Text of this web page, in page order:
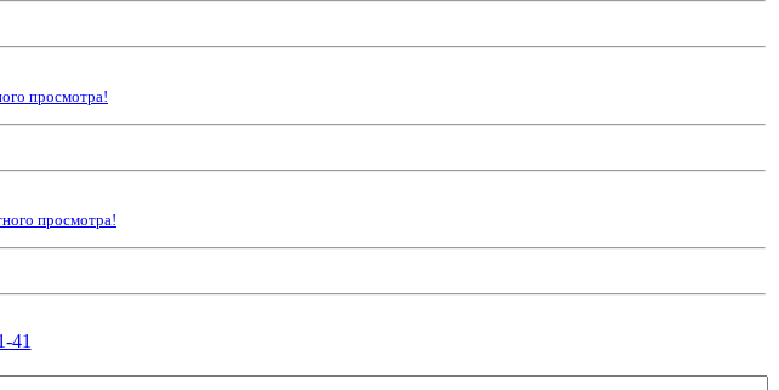
просмотра!
просмотра!
41